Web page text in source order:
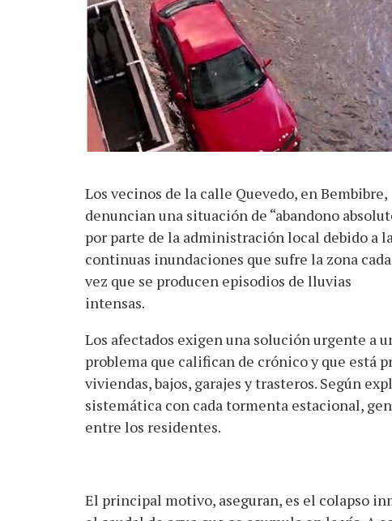
Los vecinos de la calle Quevedo, en Bembibre,
denuncian una situación de “abandono
por parte de la administración local debido a
continuas inundaciones que sufre la zona cada
vez que se producen episodios de lluvias
intensas.
Los afectados exigen una solución urgente a
problema que califican de crónico y que está
viviendas, bajos, garajes y trasteros. Según
sistemática con cada tormenta estacional,
entre los residentes.
El principal motivo, aseguran, es el colapso